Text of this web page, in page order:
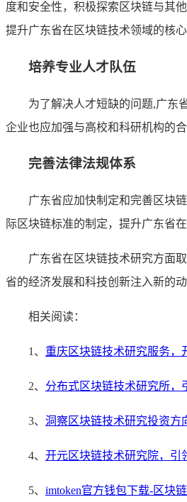
度和安全性，积极探索区块链与其
提升广东省在区块链技术领域的核心
培养专业人才队伍
为了解决人才短缺的问题,广东
企业也应加强与高校和科研机构的
完善法律法规体系
广东省应加快制定和完善区块
际区块链标准的制定，提升广东省
广东省在区块链技术研究方面
省的经济发展和科技创新注入新的
相关阅读：
1、 重庆区块链技术研究服务，
2、 分布式区块链技术研究所，
3、 洞察区块链技术研究投资方
4、 开元区块链技术研究院，引
5、 imtoken官方钱包下载-区块